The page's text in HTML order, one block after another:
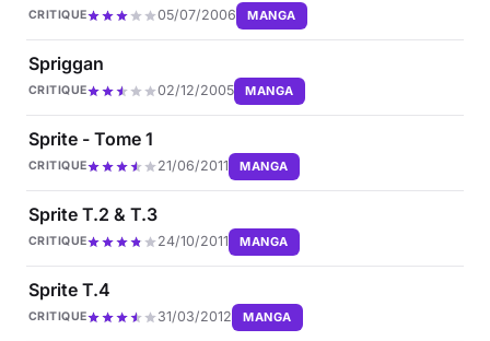
CRITIQUE 05/07/2006 MANGA
Spriggan
CRITIQUE 02/12/2005 MANGA
Sprite - Tome 1
CRITIQUE 21/06/2011 MANGA
Sprite T.2 & T.3
CRITIQUE 24/10/2011 MANGA
Sprite T.4
CRITIQUE 31/03/2012 MANGA